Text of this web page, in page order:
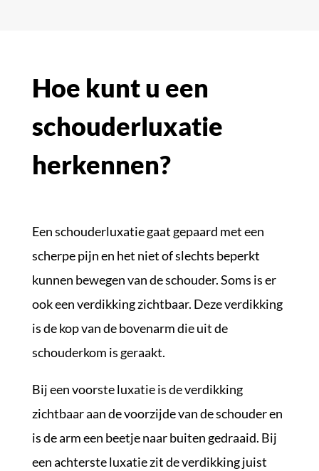
Hoe kunt u een
schouderluxatie
herkennen?
Een schouderluxatie gaat gepaard met een
scherpe pijn en het niet of slechts beperkt
kunnen bewegen van de schouder. Soms is er
ook een verdikking zichtbaar. Deze verdikking
is de kop van de bovenarm die uit de
schouderkom is geraakt.
Bij een voorste luxatie is de verdikking
zichtbaar aan de voorzijde van de schouder en
is de arm een beetje naar buiten gedraaid. Bij
een achterste luxatie zit de verdikking juist